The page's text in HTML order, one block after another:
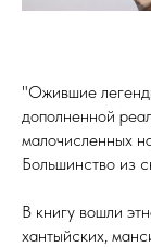
"Ожившие
дополненной
малочисленных
Большинство из
В книгу вошли
хантыйских,